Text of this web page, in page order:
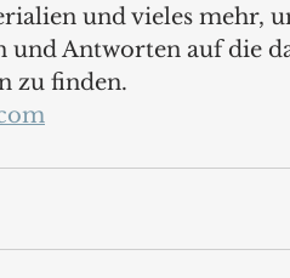
und vieles mehr,
und Antworten auf die
zu finden.